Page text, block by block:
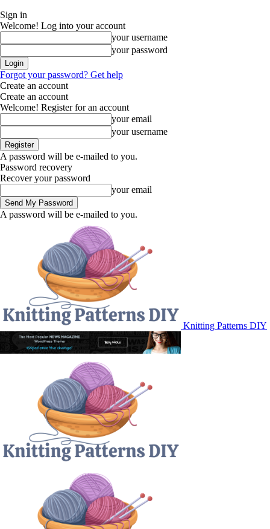
Sign in
Welcome! Log into your account
your username
your password
Forgot your password? Get help
Create an account
Create an account
Welcome! Register for an account
your email
your username
A password will be e-mailed to you.
Password recovery
Recover your password
your email
A password will be e-mailed to you.
Knitting Patterns DIY